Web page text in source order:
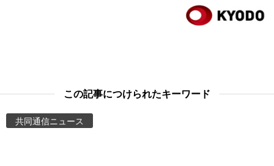
People
この記事につけられたキーワード
共同通信ニュース